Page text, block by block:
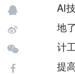
AI
地
计
提